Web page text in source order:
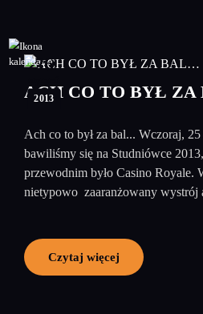
26
2013
ACH CO TO BYŁ
Ach co to był za bal... Wczoraj,
bawiliśmy się na Studniówce
przewodnim było Casino Royale.
nietypowo zaaranżowany wystrój
Czytaj więcej